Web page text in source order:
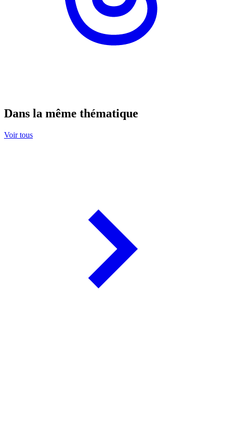
Dans la même thématique
Voir tous